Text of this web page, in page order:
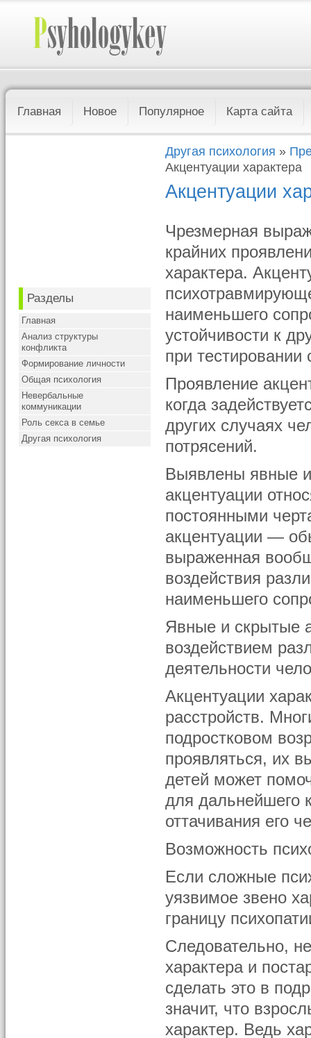
Главная Новое Популярное Карта сайта
Разделы
Главная
Анализ структуры
конфликта
Формирование личности
Общая психология
Невербальные
коммуникации
Роль секса в семье
Другая психология
Другая психология »
Акцентуации характера
Акцентуации
Чрезмерная
крайних
характера.
наименьшего
устойчивости к
при
Проявление
когда
других случаях
потрясений.
Выявлены явные
акцентуации
постоянными
акцентуации —
выраженная
воздействия
наименьшего
Явные и скрытые
воздействием
деятельности
Акцентуации
расстройств.
подростковом
проявляться, их
детей может
для дальнейшего
оттачивания его
Возможность
Если сложные
уязвимое звено
границу
Следовательно,
характера и
сделать это в
значит, что
характер. Ведь